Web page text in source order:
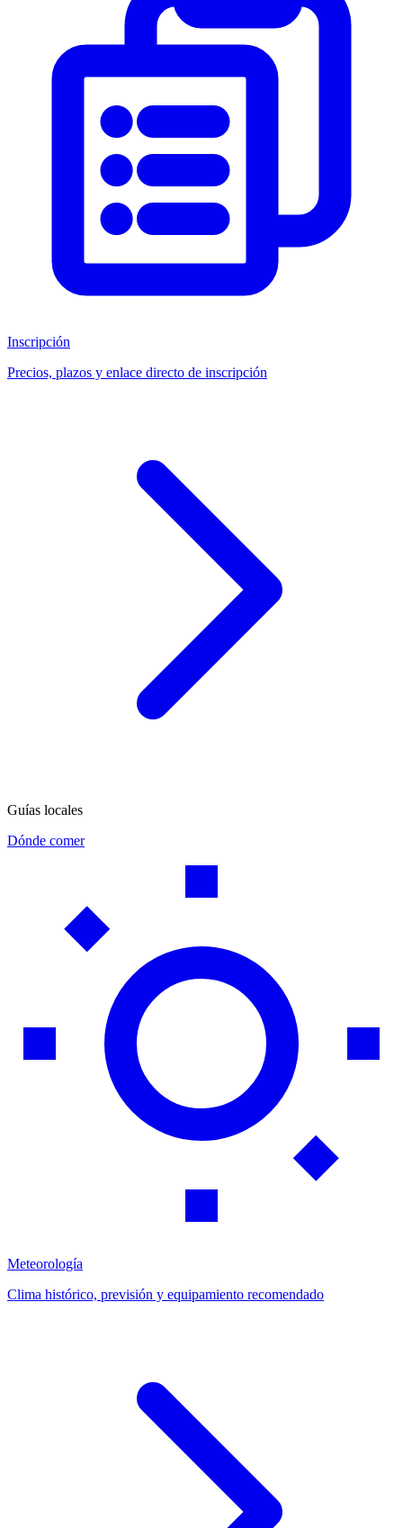
Inscripción
Precios, plazos y enlace directo de inscripción
Guías locales
Dónde comer
Meteorología
Clima histórico, previsión y equipamiento recomendado